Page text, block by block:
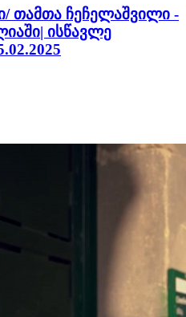
თამთა ჩეჩელაშვილი -
ისწავლე